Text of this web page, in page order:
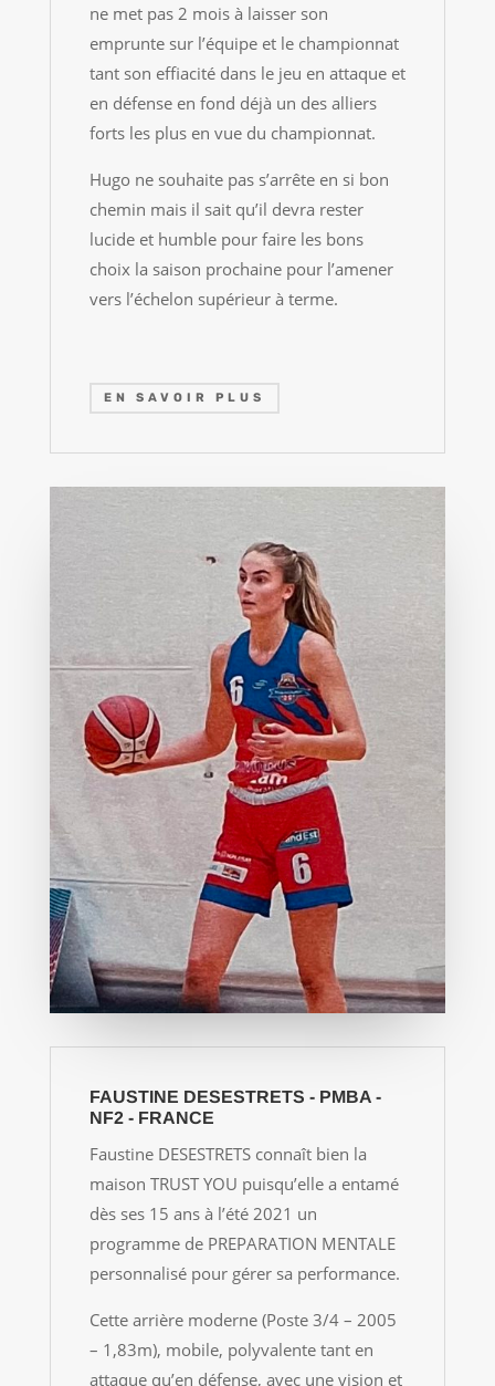
ne met pas 2 mois à laisser son
emprunte sur l’équipe et le championnat
tant son effiacité dans le jeu en attaque et
en défense en fond déjà un des alliers
forts les plus en vue du championnat.
Hugo ne souhaite pas s’arrête en si bon
chemin mais il sait qu’il devra rester
lucide et humble pour faire les bons
choix la saison prochaine pour l’amener
vers l’échelon supérieur à terme.
EN SAVOIR PLUS
FAUSTINE DESESTRETS - PMBA -
NF2 - FRANCE
Faustine DESESTRETS connaît bien la
maison TRUST YOU puisqu’elle a entamé
dès ses 15 ans à l’été 2021 un
programme de PREPARATION MENTALE
personnalisé pour gérer sa performance.
Cette arrière moderne (Poste 3/4 – 2005
– 1,83m), mobile, polyvalente tant en
attaque qu’en défense, avec une vision et